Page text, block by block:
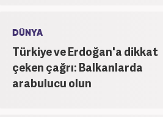
DÜNYA
Türkiye ve Erdoğan'a dikkat
çeken çağrı: Balkanlarda
arabulucu olun